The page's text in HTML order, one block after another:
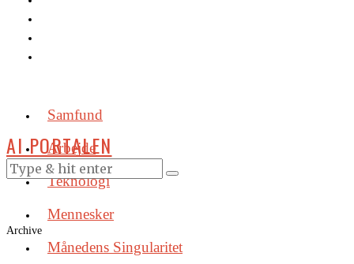
Samfund
Arbejde
Teknologi
Mennesker
Månedens Singularitet
AI PORTALEN
Archive